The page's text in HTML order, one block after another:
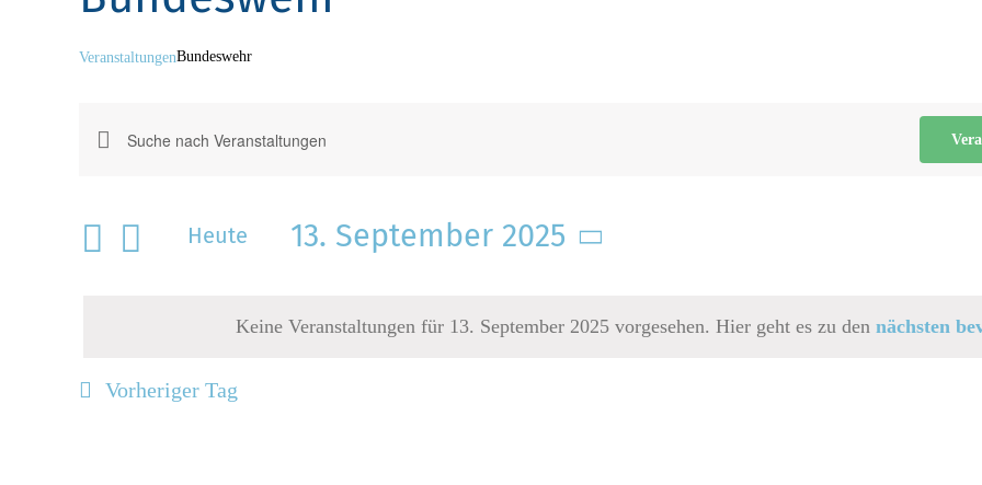
VeranstaltungenBundeswehr
Veranstaltungen
für
September
Hinweis
Keine Veranstaltungen für 13. September 2025 vorgesehen. Hier geht es zu den nächsten
Veranstaltungen
und
Ansichten,
Navigation
Bitte
Suche
Heute 13. September 2025
Vorheriger Tag